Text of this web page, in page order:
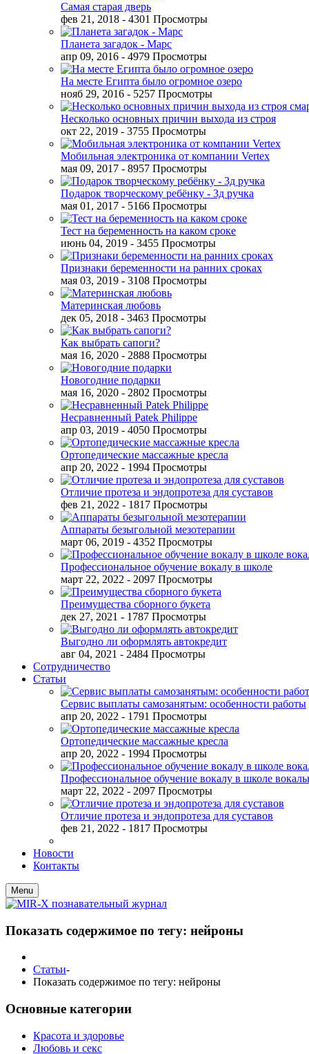
Самая старая дверь
фев 21, 2018 - 4301 Просмотры
Планета загадок - Марс
апр 09, 2016 - 4979 Просмотры
На месте Египта было огромное озеро
нояб 29, 2016 - 5257 Просмотры
Несколько основных причин выхода из строя
окт 22, 2019 - 3755 Просмотры
Мобильная электроника от компании Vertex
мая 09, 2017 - 8957 Просмотры
Подарок творческому ребёнку - 3д ручка
мая 01, 2017 - 5166 Просмотры
Тест на беременность на каком сроке
июнь 04, 2019 - 3455 Просмотры
Признаки беременности на ранних сроках
мая 03, 2019 - 3108 Просмотры
Материнская любовь
дек 05, 2018 - 3463 Просмотры
Как выбрать сапоги?
мая 16, 2020 - 2888 Просмотры
Новогодние подарки
мая 16, 2020 - 2802 Просмотры
Несравненный Patek Philippe
апр 03, 2019 - 4050 Просмотры
Ортопедические массажные кресла
апр 20, 2022 - 1994 Просмотры
Отличие протеза и эндопротеза для суставов
фев 21, 2022 - 1817 Просмотры
Аппараты безыгольной мезотерапии
март 06, 2019 - 4352 Просмотры
Профессиональное обучение вокалу в школе
март 22, 2022 - 2097 Просмотры
Преимущества сборного букета
дек 27, 2021 - 1787 Просмотры
Выгодно ли оформлять автокредит
авг 04, 2021 - 2484 Просмотры
Сотрудничество
Статьи
Сервис выплаты самозанятым: особенности работы
апр 20, 2022 - 1791 Просмотры
Ортопедические массажные кресла
апр 20, 2022 - 1994 Просмотры
Профессиональное обучение вокалу в школе
март 22, 2022 - 2097 Просмотры
Отличие протеза и эндопротеза для суставов
фев 21, 2022 - 1817 Просмотры
Новости
Контакты
Menu
Показать содержимое по тегу: нейроны
Статьи-
Показать содержимое по тегу: нейроны
Основные категории
Красота и здоровье
Любовь и секс